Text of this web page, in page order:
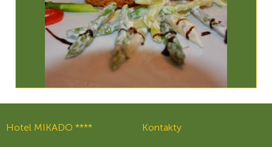
Hotel MIKADO **** Kontakty